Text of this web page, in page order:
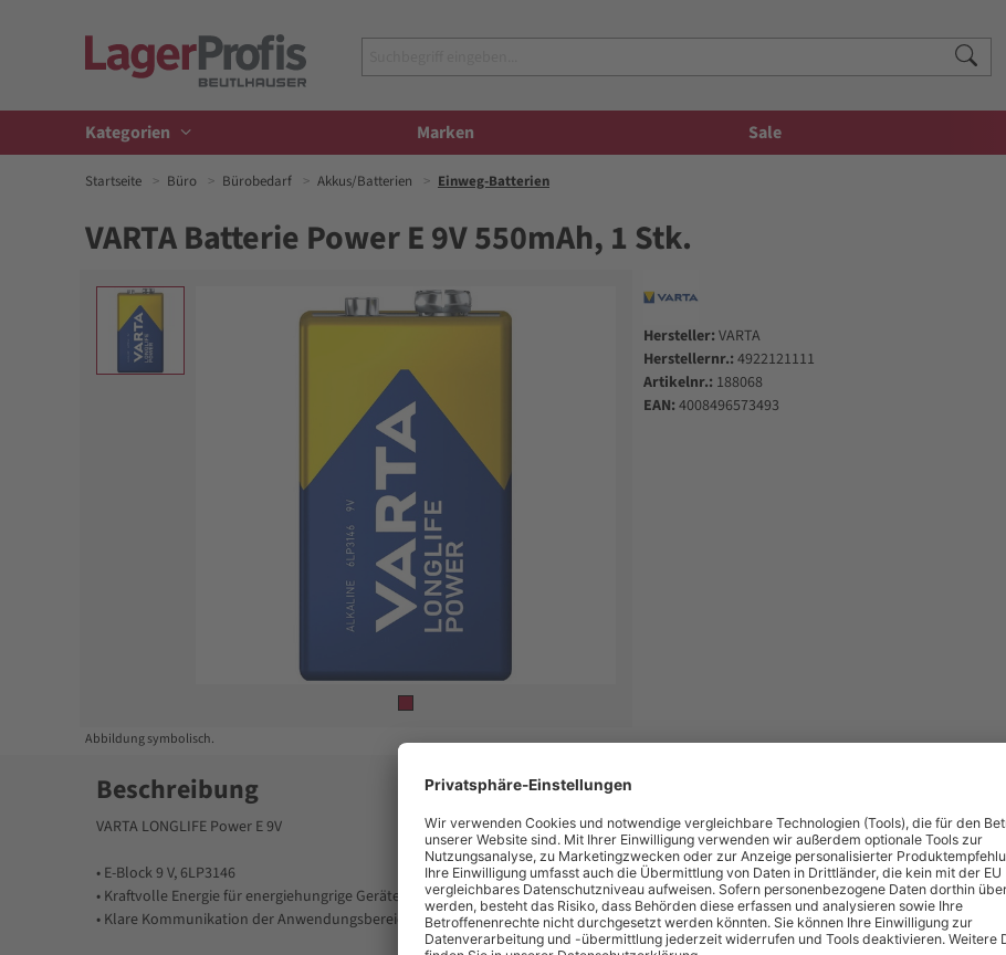
Kategorien Marken Sale
Startseite Büro Bürobedarf Akkus/Batterien Einweg-Batterien
VARTA Batterie Power E 9V 550mAh, 1 Stk.
Abbildung symbolisch.
Hersteller: VARTA
Herstellernr.: 4922121111
Artikelnr.: 188068
EAN: 4008496573493
Beschreibung
VARTA LONGLIFE Power E 9V
• E-Block 9 V, 6LP3146
• Kraftvolle Energie für energiehungrige Geräte, wie z. B. batteriebetriebenes Spielzeug, kabellosem Computerzubehör, Taschenlampen etc.
• Klare Kommunikation der Anwendungsbereiche durch Piktogramme